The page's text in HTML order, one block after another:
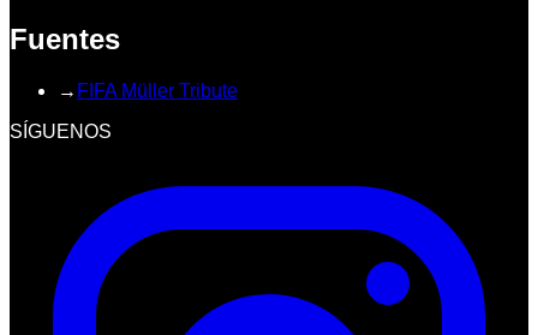
Fuentes
→ FIFA Müller Tribute
SÍGUENOS